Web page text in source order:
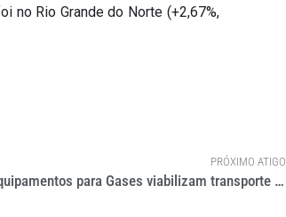
no Rio Grande do Norte (+2,67%,
PRÓXIMO ATIGO
Carretas da MAT Equipamentos para Gases viabilizam transporte nas áreas sem gasodutos